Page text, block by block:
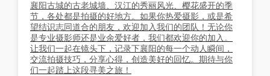
襄阳古城的古老城墙、汉江的秀丽风光、樱花盛开的季
节，各处都是拍摄的好地方。如果你热爱摄影，或是希
望结识志同道合的朋友，欢迎加入我们的团队！无论你
是专业摄影师还是业余爱好者，我们都欢迎你的加入。
让我们一起在镜头下，记录下襄阳的每一个动人瞬间，
交流拍摄技巧，分享心得，创造美好的回忆。期待与你
们一起踏上这段寻美之旅！